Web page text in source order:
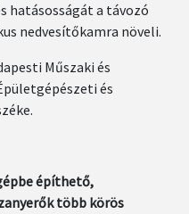
hatásosságát a távozó
nedvesítőkamra növeli.
Műszaki és
és
építhető,
több körös